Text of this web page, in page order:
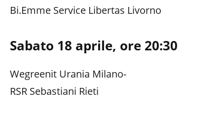
Bi.Emme Service Libertas Livorno
Sabato 18 aprile, ore 20:30
Wegreenit Urania Milano-
RSR Sebastiani Rieti